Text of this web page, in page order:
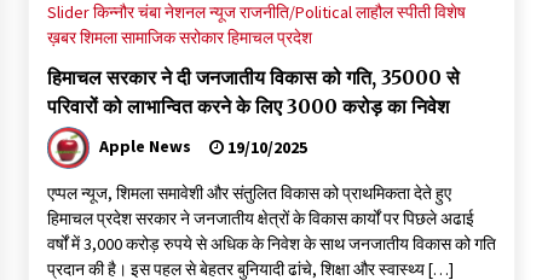
Sliderकिन्नौरचंबानेशनल न्यूजराजनीति/Politicalलाहौल स्पीतीविशेष
ख़बरशिमलासामाजिक सरोकारहिमाचल प्रदेश
हिमाचल सरकार ने दी जनजातीय विकास को गति, 35000 से
परिवारों को लाभान्वित करने के लिए 3000 करोड़ का निवेश
Apple News 19/10/2025
एप्पल न्यूज, शिमला समावेशी और संतुलित विकास को प्राथमिकता देते हुए
हिमाचल प्रदेश सरकार ने जनजातीय क्षेत्रों के विकास कार्यों पर पिछले अढाई
वर्षों में 3,000 करोड़ रुपये से अधिक के निवेश के साथ जनजातीय विकास को गति
प्रदान की है। इस पहल से बेहतर बुनियादी ढांचे, शिक्षा और स्वास्थ्य […]